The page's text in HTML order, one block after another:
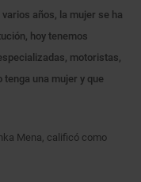
años, la mujer se ha
hoy tenemos
motoristas,
tenga una mujer y que
Mena, calificó como